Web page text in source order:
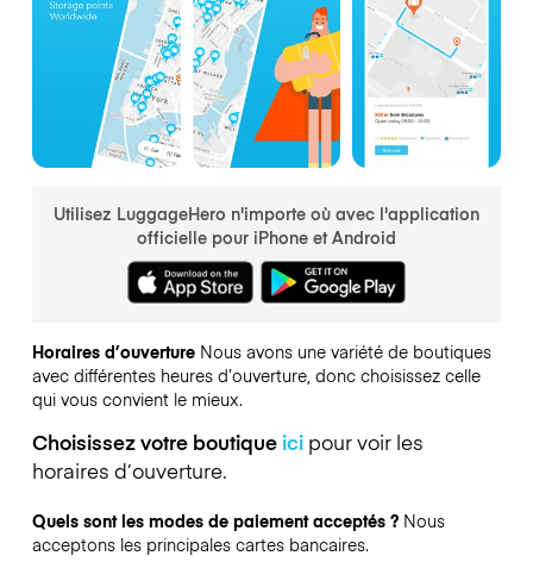
Utilisez LuggageHero n'importe où avec l'application
officielle pour iPhone et Android
Horaires d’ouverture Nous avons une variété de boutiques
avec différentes heures d’ouverture, donc choisissez celle
qui vous convient le mieux.
Choisissez votre boutique icipour voir les
horaires d’ouverture.
Quels sont les modes de paiement acceptés ? Nous
acceptons les principales cartes bancaires.